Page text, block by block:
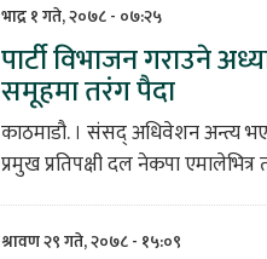
भाद्र १ गते, २०७८ - ०७:२५
पार्टी विभाजन गराउने
समूहमा तरंग पैदा
काठमाडौ. । संसद् अधिवेशन अन्त्य
प्रमुख प्रतिपक्षी दल नेकपा
श्रावण २९ गते, २०७८ - १५:०९